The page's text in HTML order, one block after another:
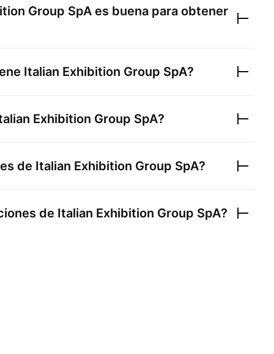
Group SpA es buena para obtener
Italian Exhibition Group SpA?
Exhibition Group SpA?
de Italian Exhibition Group SpA?
de Italian Exhibition Group SpA?